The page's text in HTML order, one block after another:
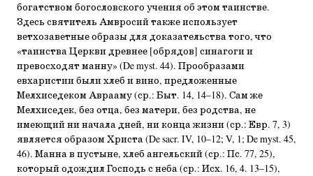
богатством богословского учения об этом таинстве.
Здесь святитель Амвросий также использует
ветхозаветные образы для доказательства того, что
«таинства Церкви древнее [обрядов] синагоги и
превосходят манну» (De myst. 44). Прообразами
евхаристии были хлеб и вино, предложенные
Мелхиседеком Аврааму (ср.: Быт. 14, 14–18). Сам же
Мелхиседек, без отца, без матери, без родства, не
имеющий ни начала дней, ни конца жизни (ср.: Евр. 7, 3)
является образом Христа (De sacr. IV, 10–12; V, 1; De myst. 45,
46). Манна в пустыне, хлеб ангельский (ср.: Пс. 77, 25),
который одождил Господь с неба (ср.: Исх. 16, 4. 13–15),